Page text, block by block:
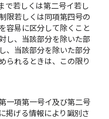
で若しくは第二号イ若し
限若しくは同項第四号の
容易に区分して除くこと
し、当該部分を除いた部
、当該部分を除いた部分
られるときは、この限り
一項第一号イ及び第二号
掲げる情報により識別さ